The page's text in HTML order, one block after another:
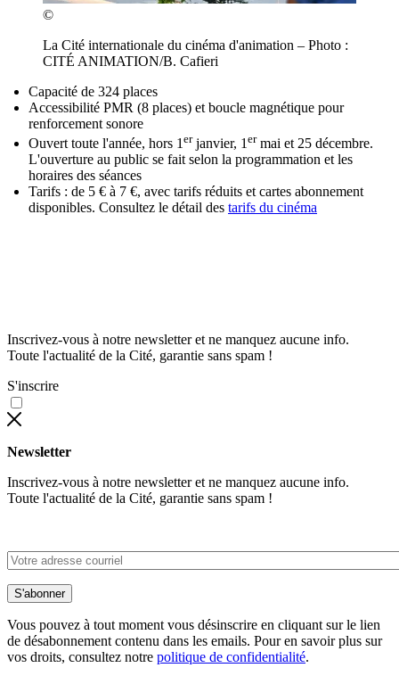
©
La Cité internationale du cinéma d'animation – Photo :
CITÉ ANIMATION/B. Cafieri
Capacité de 324 places
Accessibilité PMR (8 places) et boucle magnétique pour
renforcement sonore
Ouvert toute l'année, hors 1 erjanvier, 1 ermai et 25 décembre.
L'ouverture au public se fait selon la programmation et les
horaires des séances
Tarifs : de 5 € à 7 €, avec tarifs réduits et cartes abonnement
disponibles. Consultez le détail des tarifs du cinéma
Inscrivez-vous à notre newsletter et ne manquez aucune info.
Toute l'actualité de la Cité, garantie sans spam !
S'inscrire
Newsletter
Inscrivez-vous à notre newsletter et ne manquez aucune info.
Toute l'actualité de la Cité, garantie sans spam !
S'abonner
Vous pouvez à tout moment vous désinscrire en cliquant sur le lien
de désabonnement contenu dans les emails. Pour en savoir plus sur
vos droits, consultez notre politique de confidentialité.